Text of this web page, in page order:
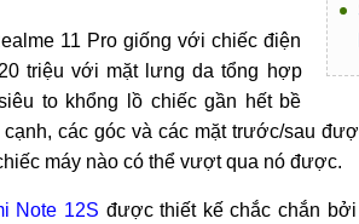
11 Pro giống với chiếc điện
triệu với mặt lưng da tổng hợp
to khổng lồ chiếc gần hết bề
các góc và các mặt trước/sau
máy nào có thể vượt qua nó được.
Note 12S được thiết kế chắc chắn